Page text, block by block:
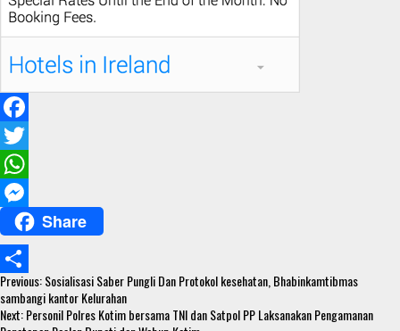
F
a
c
b
o
o
T
w
t
t
e
W
a
t
s
e
s
s
Share
S
h
Continue
Reading
Previous:Sosialisasi Saber Pungli Dan Protokol kesehatan, Bhabinkamtibmas
sambangi kantor Kelurahan
Next:Personil Polres Kotim bersama TNI dan Satpol PP Laksanakan Pengamanan